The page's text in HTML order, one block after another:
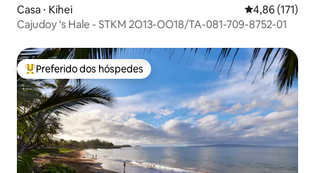
Casa ⋅ Kihei 4,86 de uma
4,86 (171)
Cajudoy 's Hale - STKM 2O13-OO18/TA-081-709-8752-01
Entre os melhores preferidos dos hóspedes
Preferido dos hóspedes